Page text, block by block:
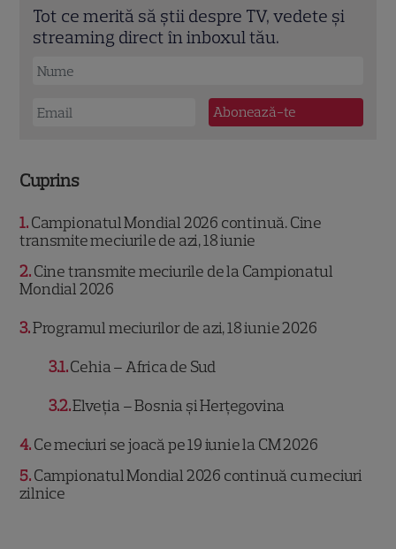
Tot ce merită să știi despre TV, vedete și
streaming direct în inboxul tău.
Cuprins
1 Campionatul Mondial 2026 continuă. Cine
transmite meciurile de azi, 18 iunie
2 Cine transmite meciurile de la Campionatul
Mondial 2026
3 Programul meciurilor de azi, 18 iunie 2026
3.1Cehia – Africa de Sud
3.2Elveția – Bosnia și Herțegovina
4 Ce meciuri se joacă pe 19 iunie la CM 2026
5 Campionatul Mondial 2026 continuă cu meciuri
zilnice